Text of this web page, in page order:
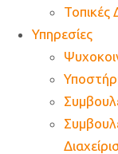
Τοπικές
Υπηρεσίες